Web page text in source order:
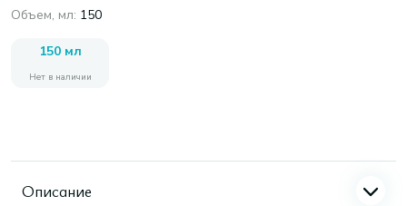
Объем, мл: 150
150 мл
Нет в наличии
Описание